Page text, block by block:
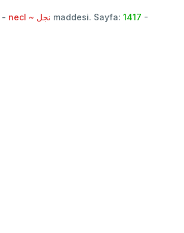
- necl ~ نجل maddesi. Sayfa: 1417 -